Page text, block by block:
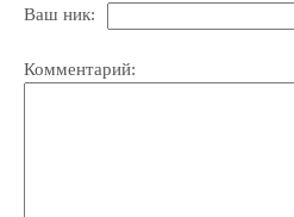
Ваш ник:
Комментарий: